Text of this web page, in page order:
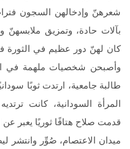
شعرهنّ وإدخالهن السجون
بآلات حادة، وتمزيق ملابسهنّ
كان لهنّ دور عظيم في الثورة
وأصبحن شخصيات ملهمة في
طالبة جامعية، ارتدت ثوبًا
المرأة السودانية، كانت
قدمت صلاح هتافًا ثوريًا يعبر عن
ميدان الاعتصام، صُوِّر وانتشر